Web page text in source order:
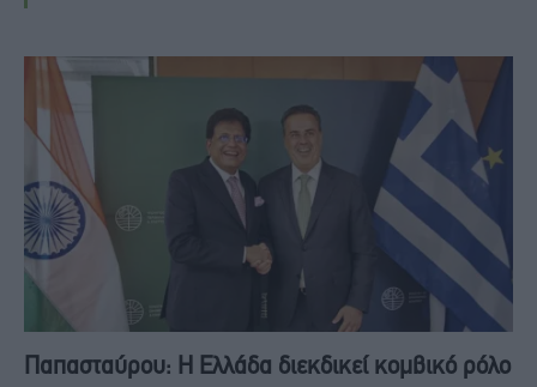
Παπασταύρου: Η Ελλάδα διεκδικεί κομβικό ρόλο